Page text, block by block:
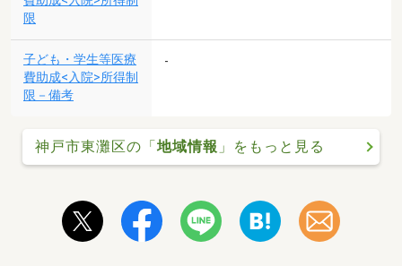
限
子ども・学生等医療
費助成<入院>所得制
限－備考
-
神戸市東灘区の「地域情報 」をもっと見る